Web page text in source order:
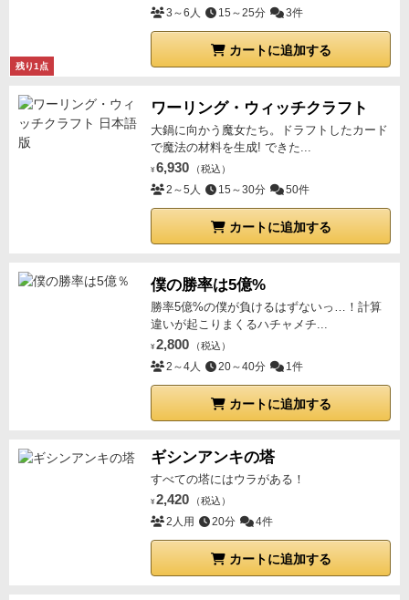
残り1点
3～6人 15～25分 3件
カートに追加する
ワーリング・ウィッチクラフト
大鍋に向かう魔女たち。ドラフトしたカード
で魔法の材料を生成! できた...
¥ 6,930 （税込）
2～5人 15～30分 50件
カートに追加する
僕の勝率は5億%
勝率5億%の僕が負けるはずないっ…！計算
違いが起こりまくるハチャメチ...
¥ 2,800 （税込）
2～4人 20～40分 1件
カートに追加する
ギシンアンキの塔
すべての塔にはウラがある！
¥ 2,420 （税込）
2人用 20分 4件
カートに追加する